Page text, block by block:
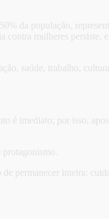
da população,
mulheres persiste,
saúde, trabalho,
é imediato; por isso,
permanecer inteira: